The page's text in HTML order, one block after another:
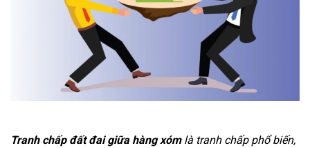
Tranh chấp đất đai giữa hàng xómlà tranh chấp phổ biến,